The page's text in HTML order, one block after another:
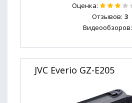
Оценка:
Отзывов: 3
Видеообзоров:
JVC Everio GZ-E205